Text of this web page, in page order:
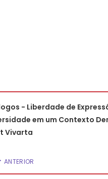
- Liberdade de
em um Contexto
Vivarta
ANTERIOR